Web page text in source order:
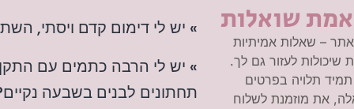
» יש לי דימום קדם ויסתי,
» יש לי הרבה כתמים עם
תחתונים לבנים בשבעה
שואלות
– שאלות אמיתיות
שיכולות לעזור גם לך.
תלויה בפרטים
את מוזמנת לשלוח